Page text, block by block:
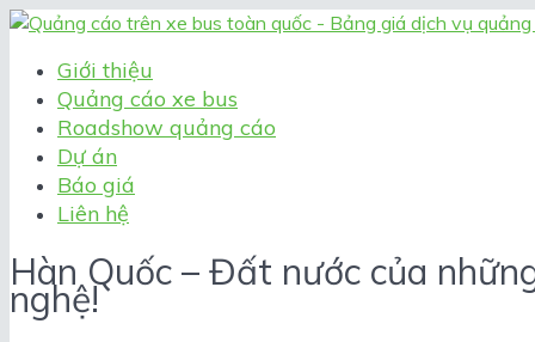
Giới thiệu
Quảng cáo xe bus
Roadshow quảng cáo
Dự án
Báo giá
Liên hệ
Hàn Quốc – Đất nước của
nghệ!